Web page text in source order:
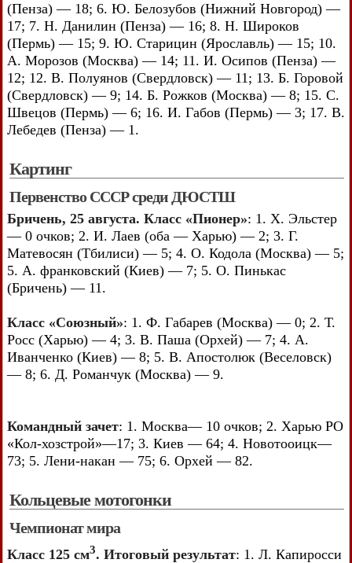
(Пенза) — 18; 6. Ю. Белозубов (Нижний Новгород) —
17; 7. Н. Данилин (Пенза) — 16; 8. Н. Широков
(Пермь) — 15; 9. Ю. Старицин (Ярославль) — 15; 10.
А. Морозов (Москва) — 14; 11. И. Осипов (Пенза) —
12; 12. В. Полуянов (Свердловск) — 11; 13. Б. Горовой
(Свердловск) — 9; 14. Б. Рожков (Москва) — 8; 15. С.
Швецов (Пермь) — 6; 16. И. Габов (Пермь) — 3; 17. В.
Лебедев (Пенза) — 1.
Картинг
Первенство СССР среди ДЮСТШ
Бричень, 25 августа. Класс «Пионер»: 1. X. Эльстер
— 0 очков; 2. И. Лаев (оба — Харью) — 2; 3. Г.
Матевосян (Тбилиси) — 5; 4. О. Кодола (Москва) — 5;
5. А. франковский (Киев) — 7; 5. О. Пинькас
(Бричень) — 11.
Класс «Союзный»: 1. Ф. Габарев (Москва) — 0; 2. Т.
Росс (Харью) — 4; 3. В. Паша (Орхей) — 7; 4. А.
Иванченко (Киев) — 8; 5. В. Апостолюк (Веселовск)
— 8; 6. Д. Романчук (Москва) — 9.
Командный зачет: 1. Москва— 10 очков; 2. Харью РО
«Кол-хозстрой»—17; 3. Киев — 64; 4. Новотооицк—
73; 5. Лени-накан — 75; 6. Орхей — 82.
Кольцевые мотогонки
Чемпионат мира
Класс 125 см3. Итоговый результат: 1. Л. Капиросси